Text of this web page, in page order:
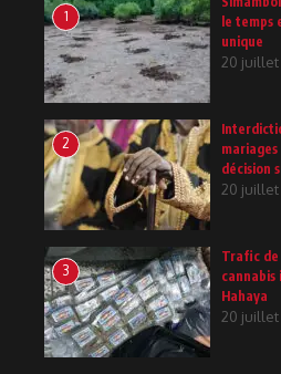
1
le temps
unique
20 juillet
2
décision
20 juillet
3
Trafic de
cannabis
Hahaya
20 juillet